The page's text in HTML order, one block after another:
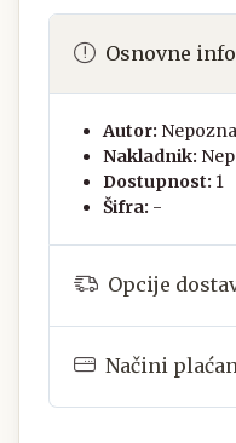
Osnovne
Autor:
Nakladnik:
Dostupnost: 1
Šifra: -
Opcije
Načini